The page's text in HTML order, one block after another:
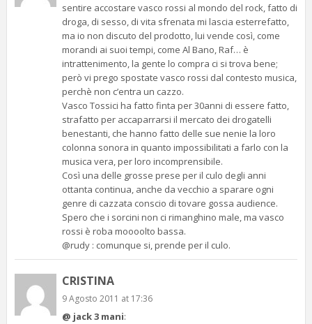
sentire accostare vasco rossi al mondo del rock, fatto di
droga, di sesso, di vita sfrenata mi lascia esterrefatto,
ma io non discuto del prodotto, lui vende così, come
morandi ai suoi tempi, come Al Bano, Raf… è
intrattenimento, la gente lo compra ci si trova bene;
però vi prego spostate vasco rossi dal contesto musica,
perchè non c’entra un cazzo.
Vasco Tossici ha fatto finta per 30anni di essere fatto,
strafatto per accaparrarsi il mercato dei drogatelli
benestanti, che hanno fatto delle sue nenie la loro
colonna sonora in quanto impossibilitati a farlo con la
musica vera, per loro incomprensibile.
Così una delle grosse prese per il culo degli anni
ottanta continua, anche da vecchio a sparare ogni
genre di cazzata conscio di tovare gossa audience.
Spero che i sorcini non ci rimanghino male, ma vasco
rossi è roba moooolto bassa.
@rudy : comunque si, prende per il culo.
CRISTINA
9 Agosto 2011 at 17:36
@ jack 3 mani: